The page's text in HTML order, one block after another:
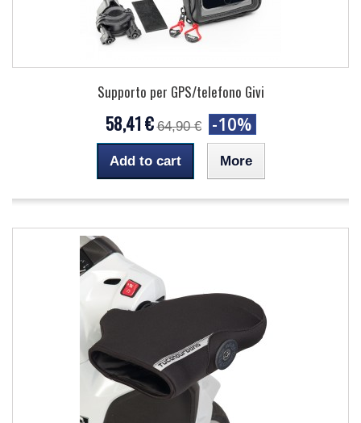
Supporto per GPS/telefono Givi
58,41 € 64,90 € -10%
Add to cart More